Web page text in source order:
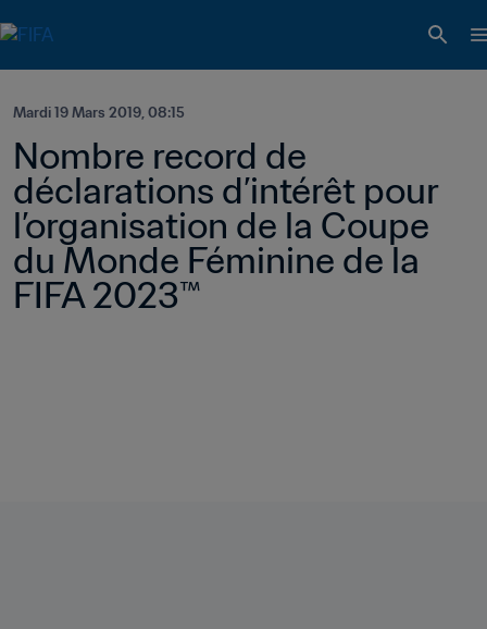
Mardi 19 Mars 2019, 08:15
Nombre record de
déclarations d’intérêt pour
l’organisation de la Coupe
du Monde Féminine de la
FIFA 2023™